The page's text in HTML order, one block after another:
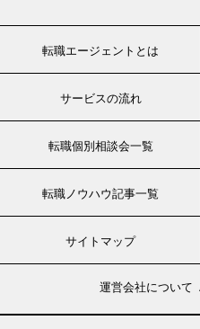
転職エージェントとは
サービスの流れ
転職個別相談会一覧
転職ノウハウ記事一覧
サイトマップ
運営会社について